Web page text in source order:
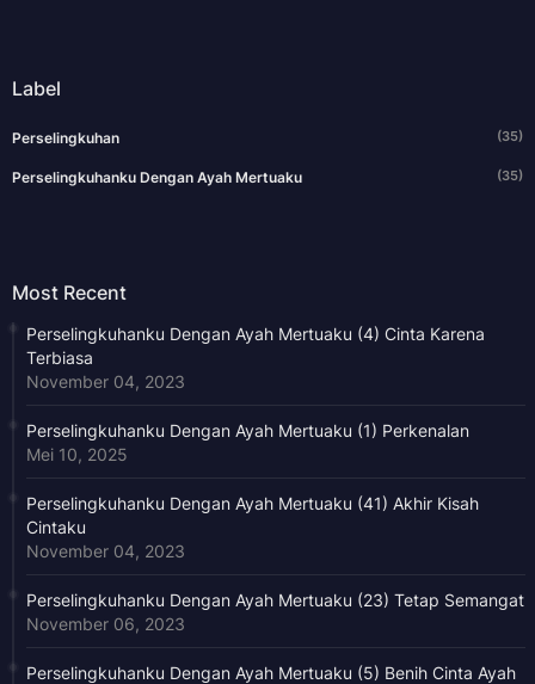
Label
Perselingkuhan (35)
Perselingkuhanku Dengan Ayah Mertuaku (35)
Most Recent
Perselingkuhanku Dengan Ayah Mertuaku (4) Cinta Karena
Terbiasa
November 04, 2023
Perselingkuhanku Dengan Ayah Mertuaku (1) Perkenalan
Mei 10, 2025
Perselingkuhanku Dengan Ayah Mertuaku (41) Akhir Kisah
Cintaku
November 04, 2023
Perselingkuhanku Dengan Ayah Mertuaku (23) Tetap Semangat
November 06, 2023
Perselingkuhanku Dengan Ayah Mertuaku (5) Benih Cinta Ayah